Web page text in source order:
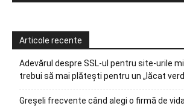
Articole recente
Adevărul despre SSL-ul pentru site-urile
trebui să mai plătești pentru un „lăcat
Greșeli frecvente când alegi o firmă de